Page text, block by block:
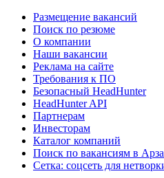
Размещение вакансий
Поиск по резюме
О компании
Наши вакансии
Реклама на сайте
Требования к ПО
Безопасный HeadHunter
HeadHunter API
Партнерам
Инвесторам
Каталог компаний
Поиск по вакансиям в
Сетка: соцсеть для